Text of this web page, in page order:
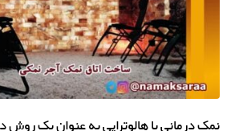
نمک درمانی یا هالوتراپی به عنوان یک روش